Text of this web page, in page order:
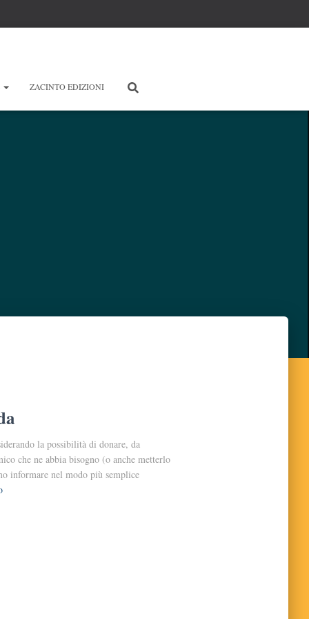
ZACINTO EDIZIONI
la possibilità di donare, da
che ne abbia bisogno (o anche metterlo
informare nel modo più sempli­ce